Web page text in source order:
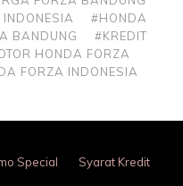
#HONDA
BANDUNG
#KREDIT
HONDA FORZA
FORZA INDONESIA
Special
Syarat Kredit